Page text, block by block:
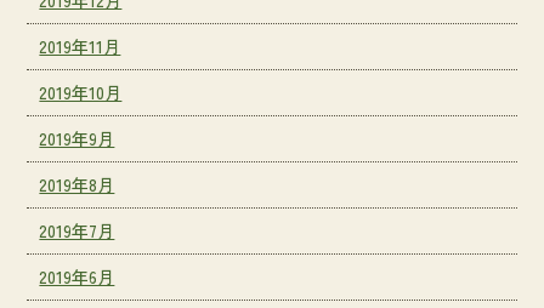
2019年11月
2019年10月
2019年9月
2019年8月
2019年7月
2019年6月